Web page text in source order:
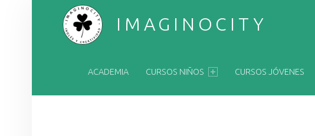
IMAGINOCITY
PRIMARY MENU
ACADEMIA CURSOS NIÑOS CURSOS JÓVENES